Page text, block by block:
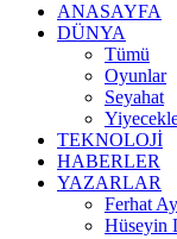
ANASAYFA
DÜNYA
Tümü
Oyunlar
Seyahat
TEKNOLOJI
HABERLER
YAZARLAR
Ferhat
Hüseyin